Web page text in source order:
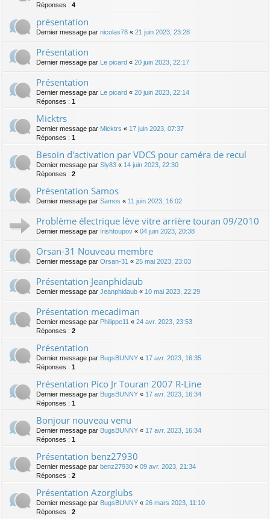
Réponses : 4
présentation
Dernier message par nicolas78 « 21 juin 2023, 23:28
Présentation
Dernier message par Le picard « 20 juin 2023, 22:17
Présentation
Dernier message par Le picard « 20 juin 2023, 22:14
Réponses : 1
Micktrs
Dernier message par Micktrs « 17 juin 2023, 07:37
Réponses : 1
Besoin d'activation par VDCS pour caméra de recul
Dernier message par Sly83 « 14 juin 2023, 22:30
Réponses : 2
Présentation Samos
Dernier message par Samos « 11 juin 2023, 16:02
Problème électrique lève vitre arrière touran 09/2010
Dernier message par Irishtoupov « 04 juin 2023, 20:38
Orsan-31 Nouveau membre
Dernier message par Orsan-31 « 25 mai 2023, 23:03
Présentation Jeanphidaub
Dernier message par Jeanphidaub « 10 mai 2023, 22:29
Présentation mecadiman
Dernier message par Philippe11 « 24 avr. 2023, 23:53
Réponses : 2
Présentation
Dernier message par BugsBUNNY « 17 avr. 2023, 16:35
Réponses : 1
Présentation Pico Jr Touran 2007 R-Line
Dernier message par BugsBUNNY « 17 avr. 2023, 16:34
Réponses : 1
Bonjour nouveau venu
Dernier message par BugsBUNNY « 17 avr. 2023, 16:34
Réponses : 1
Présentation benz27930
Dernier message par benz27930 « 09 avr. 2023, 21:34
Réponses : 2
Présentation Azorglubs
Dernier message par BugsBUNNY « 26 mars 2023, 11:10
Réponses : 2